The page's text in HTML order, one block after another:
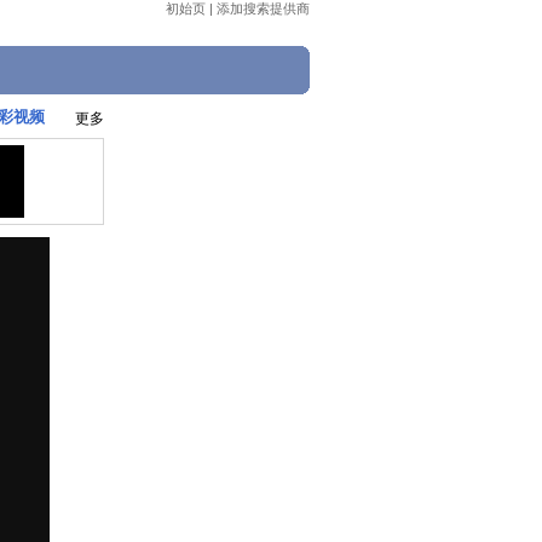
初始页 | 添加搜索提供商
视频 更多